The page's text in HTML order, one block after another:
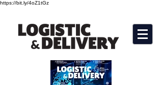
https://bit.ly/4oZ1tGz